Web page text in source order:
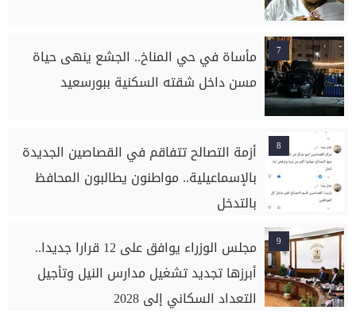
7
مأساة في حي المناخ.. الجشع ينهى حياة
مسن داخل شقته السكنية ببورسعيد
8
أزمة التصالح تتفاقم في القصاصين الجديدة
بالإسماعيلية.. مواطنون يطالبون المحافظ
بالتدخل
9
مجلس الوزراء يوافق على 12 قرارا جديدا..
أبرزها تجديد تشغيل مدارس النيل وتأجيل
التعداد السكاني إلى 2028